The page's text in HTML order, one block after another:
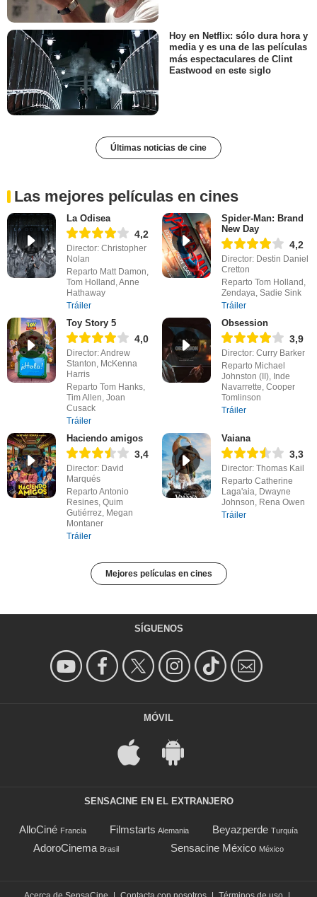
Hoy en Netflix: sólo dura hora y
media y es una de las películas
más espectaculares de Clint
Eastwood en este siglo
Últimas noticias de cine
Las mejores películas en cines
La Odisea
4,2
Director: Christopher
Nolan
Reparto Matt Damon,
Tom Holland, Anne
Hathaway
Tráiler
Spider-Man: Brand
New Day
4,2
Director: Destin Daniel
Cretton
Reparto Tom Holland,
Zendaya, Sadie Sink
Tráiler
Toy Story 5
4,0
Director: Andrew
Stanton, McKenna
Harris
Reparto Tom Hanks,
Tim Allen, Joan
Cusack
Tráiler
Obsession
3,9
Director: Curry Barker
Reparto Michael
Johnston (II), Inde
Navarrette, Cooper
Tomlinson
Tráiler
Haciendo amigos
3,4
Director: David
Marqués
Reparto Antonio
Resines, Quim
Gutiérrez, Megan
Montaner
Tráiler
Vaiana
3,3
Director: Thomas Kail
Reparto Catherine
Laga'aia, Dwayne
Johnson, Rena Owen
Tráiler
Mejores películas en cines
SÍGUENOS
MÓVIL
SENSACINE EN EL EXTRANJERO
AlloCiné Francia Filmstarts Alemania Beyazperde Turquía
AdoroCinema Brasil Sensacine México México